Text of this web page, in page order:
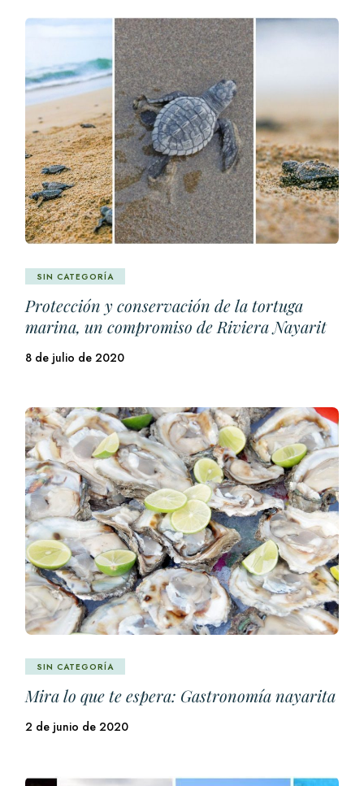
SIN CATEGORÍA
Protección y conservación de la tortuga
marina, un compromiso de Riviera Nayarit
8 de julio de 2020
SIN CATEGORÍA
Mira lo que te espera: Gastronomía nayarita
2 de junio de 2020